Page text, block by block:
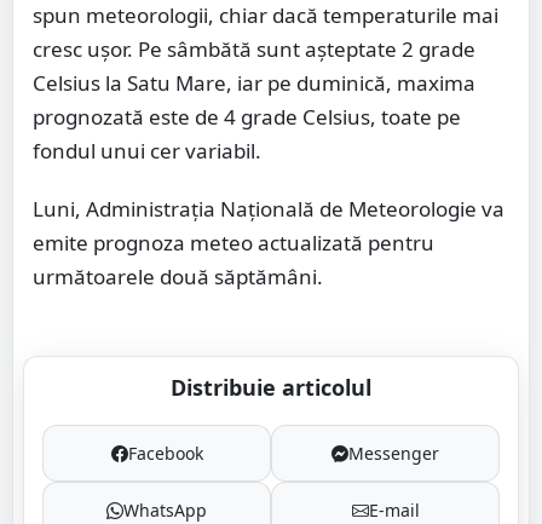
spun meteorologii, chiar dacă temperaturile mai
cresc ușor. Pe sâmbătă sunt așteptate 2 grade
Celsius la Satu Mare, iar pe duminică, maxima
prognozată este de 4 grade Celsius, toate pe
fondul unui cer variabil.
Luni, Administrația Națională de Meteorologie va
emite prognoza meteo actualizată pentru
următoarele două săptămâni.
Distribuie articolul
Facebook Messenger
WhatsApp E-mail